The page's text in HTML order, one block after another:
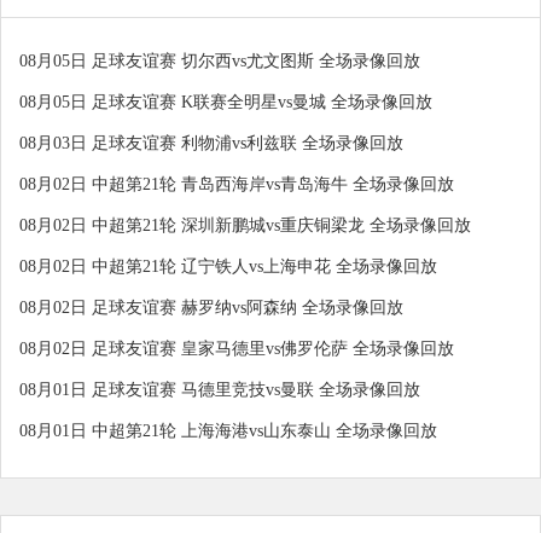
08月05日 足球友谊赛 切尔西vs尤文图斯 全场录像回放
08月05日 足球友谊赛 K联赛全明星vs曼城 全场录像回放
08月03日 足球友谊赛 利物浦vs利兹联 全场录像回放
08月02日 中超第21轮 青岛西海岸vs青岛海牛 全场录像回放
08月02日 中超第21轮 深圳新鹏城vs重庆铜梁龙 全场录像回放
08月02日 中超第21轮 辽宁铁人vs上海申花 全场录像回放
08月02日 足球友谊赛 赫罗纳vs阿森纳 全场录像回放
08月02日 足球友谊赛 皇家马德里vs佛罗伦萨 全场录像回放
08月01日 足球友谊赛 马德里竞技vs曼联 全场录像回放
08月01日 中超第21轮 上海海港vs山东泰山 全场录像回放